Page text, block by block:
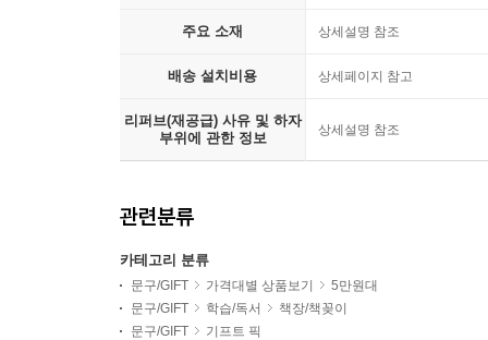
주요 소재 상세설명 참조
배송 설치비용 상세페이지 참고
리퍼브(재공급) 사유 및 하자
부위에 관한 정보
상세설명 참조
관련분류
카테고리 분류
문구/GIFT 가격대별 상품보기
5만원대
문구/GIFT
학습/독서
책장/책꽂이
문구/GIFT
기프트 픽